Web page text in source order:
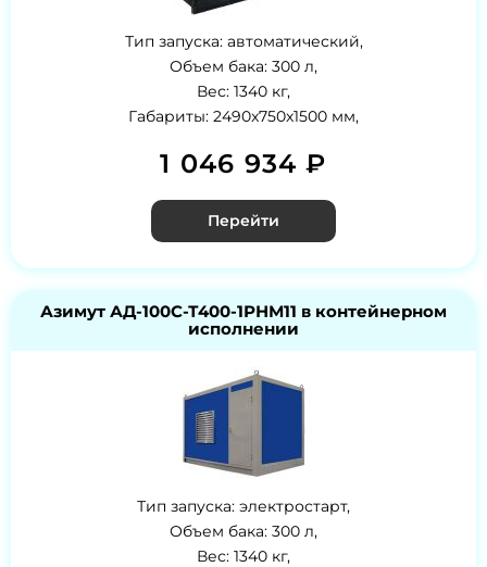
Тип запуска: автоматический,
Объем бака: 300 л,
Вес: 1340 кг,
Габариты: 2490x750x1500 мм,
1 046 934 ₽
Перейти
Азимут АД-100С-Т400-1РНМ11 в контейнерном
исполнении
Тип запуска: электростарт,
Объем бака: 300 л,
Вес: 1340 кг,